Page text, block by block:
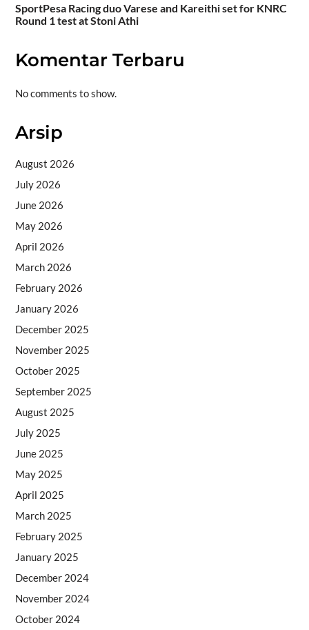
SportPesa Racing duo Varese and Kareithi set for KNRC
Round 1 test at Stoni Athi
Komentar Terbaru
No comments to show.
Arsip
August 2026
July 2026
June 2026
May 2026
April 2026
March 2026
February 2026
January 2026
December 2025
November 2025
October 2025
September 2025
August 2025
July 2025
June 2025
May 2025
April 2025
March 2025
February 2025
January 2025
December 2024
November 2024
October 2024